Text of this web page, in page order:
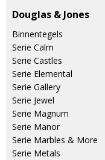
Douglas & Jones
Binnentegels
Serie Calm
Serie Castles
Serie Elemental
Serie Gallery
Serie Jewel
Serie Magnum
Serie Manor
Serie Marbles & More
Serie Metals